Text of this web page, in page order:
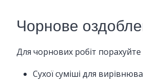
Чорнове
Для чорнових робіт порахуйте
Сухої суміші для